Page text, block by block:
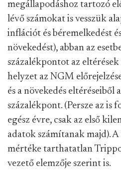
megállapodáshoz tartozó
lévő számokat is vesszük
inflációt és béremelkedést
növekedést), abban az
százalékpontot az eltérések
helyzet az NGM
és a növekedés eltéréseiből
százalékpont. (Persze az is
egész évre, csak az első
adatok számítanak majd).
mértéke tarthatatlan
vezető elemzője szerint is.